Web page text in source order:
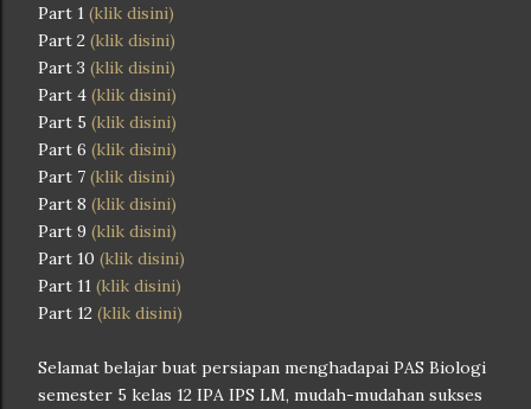
Part 1 (klik disini)
Part 2 (klik disini)
Part 3 (klik disini)
Part 4 (klik disini)
Part 5 (klik disini)
Part 6 (klik disini)
Part 7 (klik disini)
Part 8 (klik disini)
Part 9 (klik disini)
Part 10 (klik disini)
Part 11 (klik disini)
Part 12 (klik disini)
Selamat belajar buat persiapan menghadapai PAS Biologi
semester 5 kelas 12 IPA IPS LM, mudah-mudahan sukses